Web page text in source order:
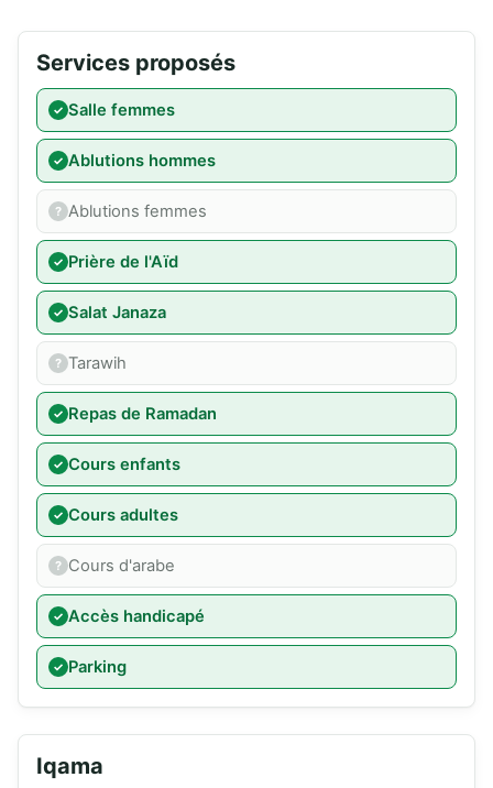
Services proposés
Salle femmes
Ablutions hommes
Ablutions femmes
Prière de l'Aïd
Salat Janaza
Tarawih
Repas de Ramadan
Cours enfants
Cours adultes
Cours d'arabe
Accès handicapé
Parking
Iqama